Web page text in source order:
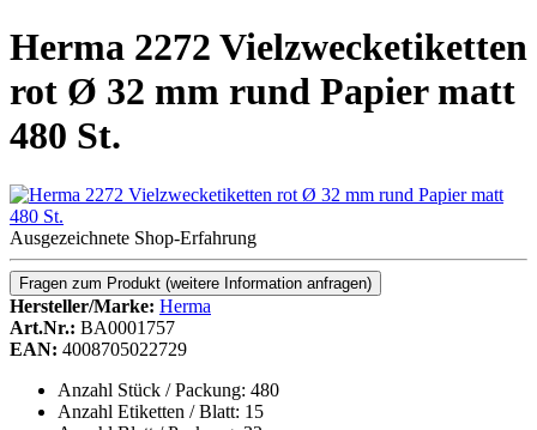
Herma 2272 Vielzwecketiketten
rot Ø 32 mm rund Papier matt
480 St.
Ausgezeichnete Shop-Erfahrung
Fragen zum Produkt (weitere Information anfragen)
Hersteller/Marke: Herma
Art.Nr.: BA0001757
EAN: 4008705022729
Anzahl Stück / Packung: 480
Anzahl Etiketten / Blatt: 15